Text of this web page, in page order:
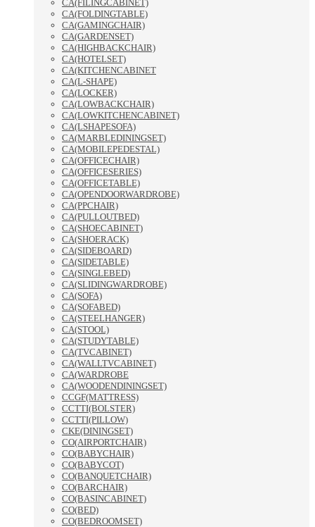
CA(FILINGCABINET)
CA(FOLDINGTABLE)
CA(GAMINGCHAIR)
CA(GARDENSET)
CA(HIGHBACKCHAIR)
CA(HOTELSET)
CA(KITCHENCABINET
CA(L-SHAPE)
CA(LOCKER)
CA(LOWBACKCHAIR)
CA(LOWKITCHENCABINET)
CA(LSHAPESOFA)
CA(MARBLEDININGSET)
CA(MOBILEPEDESTAL)
CA(OFFICECHAIR)
CA(OFFICESERIES)
CA(OFFICETABLE)
CA(OPENDOORWARDROBE)
CA(PPCHAIR)
CA(PULLOUTBED)
CA(SHOECABINET)
CA(SHOERACK)
CA(SIDEBOARD)
CA(SIDETABLE)
CA(SINGLEBED)
CA(SLIDINGWARDROBE)
CA(SOFA)
CA(SOFABED)
CA(STEELHANGER)
CA(STOOL)
CA(STUDYTABLE)
CA(TVCABINET)
CA(WALLTVCABINET)
CA(WARDROBE
CA(WOODENDININGSET)
CCGF(MATTRESS)
CCTTI(BOLSTER)
CCTTI(PILLOW)
CKE(DININGSET)
CO(AIRPORTCHAIR)
CO(BABYCHAIR)
CO(BABYCOT)
CO(BANQUETCHAIR)
CO(BARCHAIR)
CO(BASINCABINET)
CO(BED)
CO(BEDROOMSET)